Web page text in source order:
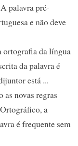
palavra pré-
e não deve
ortografia da língua
da palavra é
está ...
as novas regras
a
é frequente sem